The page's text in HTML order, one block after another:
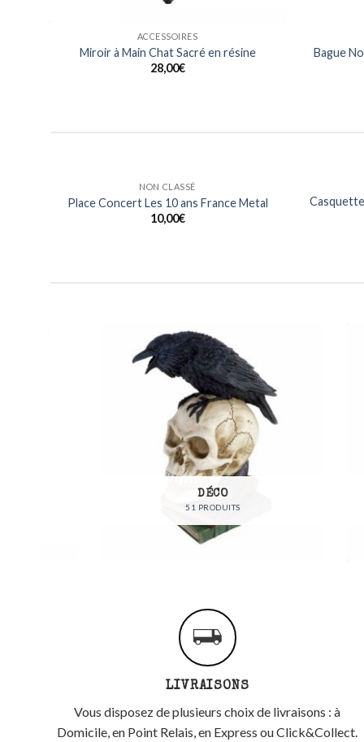
ACCESSOIRES
Miroir à Main Chat Sacré en résine
28,00€
Bague
NON CLASSÉ
T Shirt Logo Les 10 ans France Metal
15,00€
51 PRODUITS
LIVRAISONS
Vous disposez de plusieurs choix de livraisons : à
Domicile, en Point Relais, en Express ou Click&Collect.